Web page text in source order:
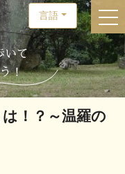
言語
いて
！
！？～温羅の